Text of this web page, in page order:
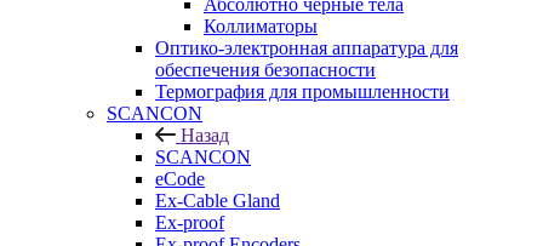
Абсолютно чёрные тела
Коллиматоры
Оптико-электронная аппаратура для
обеспечения безопасности
Термография для промышленности
SCANCON
Назад
SCANCON
eCode
Ex-Cable Gland
Ex-proof